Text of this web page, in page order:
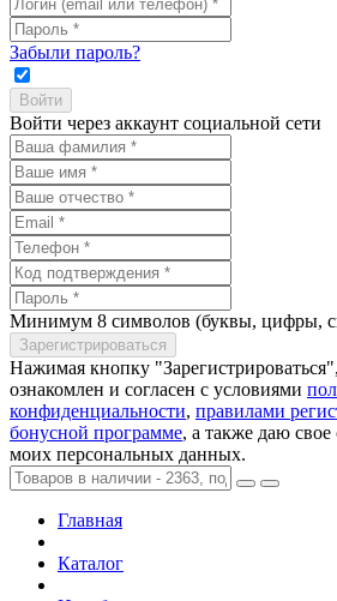
Забыли пароль?
Войти через аккаунт социальной сети
Минимум 8 символов (буквы, цифры,
Нажимая кнопку
ознакомлен и согласен с условиями
конфиденциальности, правилами
бонусной программе, а также даю свое
моих персональных данных.
Главная
Каталог